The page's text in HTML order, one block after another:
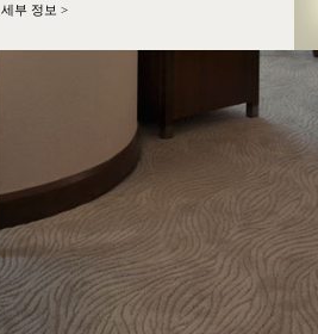
세부 정보 >